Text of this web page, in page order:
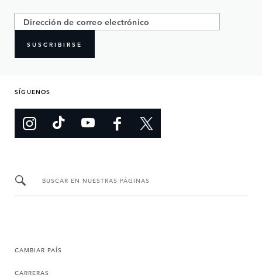
SUSCRIBIRSE
SÍGUENOS
BUSCAR EN NUESTRAS PÁGINAS
CAMBIAR PAÍS
CARRERAS